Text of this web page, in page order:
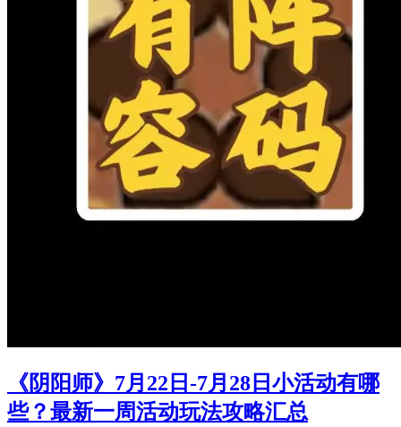
《阴阳师》7月22日-7月28日小活动有哪
些？最新一周活动玩法攻略汇总